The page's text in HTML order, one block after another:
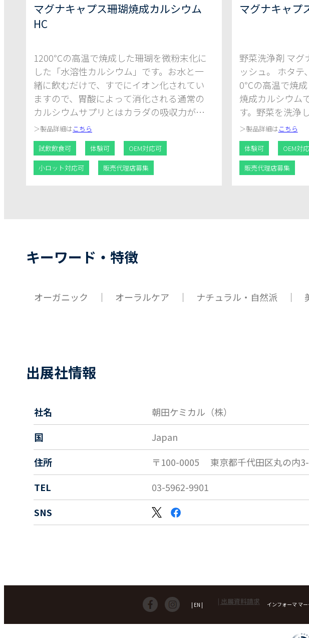
マグナキャプス珊瑚焼成カルシウム
HC
1200℃の高温で焼成した珊瑚を微粉末化に
した「水溶性カルシウム」です。お水と一
緒に飲むだけで、すでにイオン化されてい
ますので、胃酸によって消化される通常の
カルシウムサプリとはカラダの吸収力がぜ
んぜん違うんです。しかも飲みやすい3号
カプセルです。
＞製品詳細はこちら
試飲飲食可 体験可 OEM対応可
小ロット対応可 販売代理店募集
マグナキャプ
野菜洗浄剤 マグ
ッシュ。 ホタ
0℃の高温で焼
焼成カルシウム
す。野菜を洗浄
と同時に鮮度保
＞製品詳細はこちら
体験可 OEM対
販売代理店募集
キーワード・特徴
オーガニック ｜ オーラルケア ｜ ナチュラル・自然派 ｜
出展社情報
社名
朝田ケミカル（株）
国
Japan
住所
〒100-0005 東京都千代田区丸の内
TEL
03-5962-9901
SNS
| EN | | 出展資料請求 インフォーマ マ